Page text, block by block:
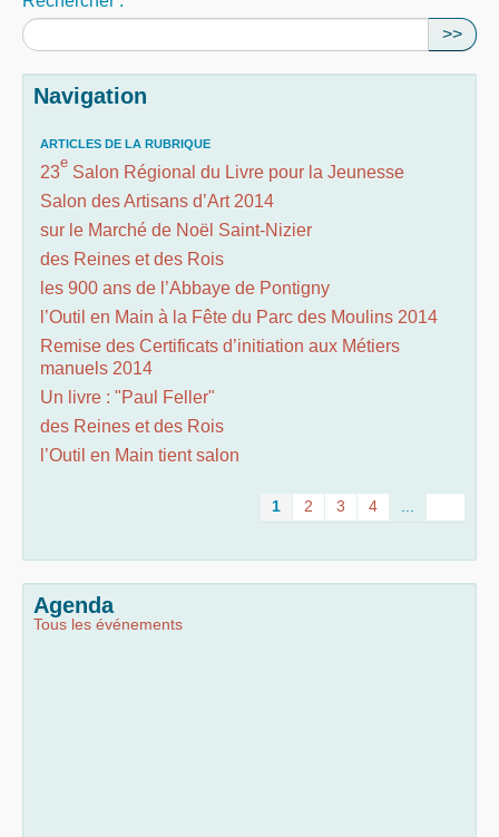
>>
Navigation
ARTICLES DE LA RUBRIQUE
23
e
Salon Régional du Livre pour la Jeunesse
Salon des Artisans d’Art 2014
sur le Marché de Noël Saint-Nizier
des Reines et des Rois
les 900 ans de l’Abbaye de Pontigny
l’Outil en Main à la Fête du Parc des Moulins 2014
Remise des Certificats d’initiation aux Métiers
manuels 2014
Un livre : "Paul Feller"
des Reines et des Rois
l’Outil en Main tient salon
1 2 3 4 ...
Agenda
Tous les événements